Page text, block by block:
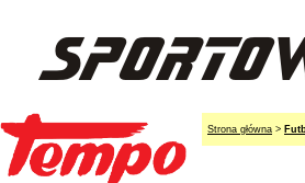
Strona główna >